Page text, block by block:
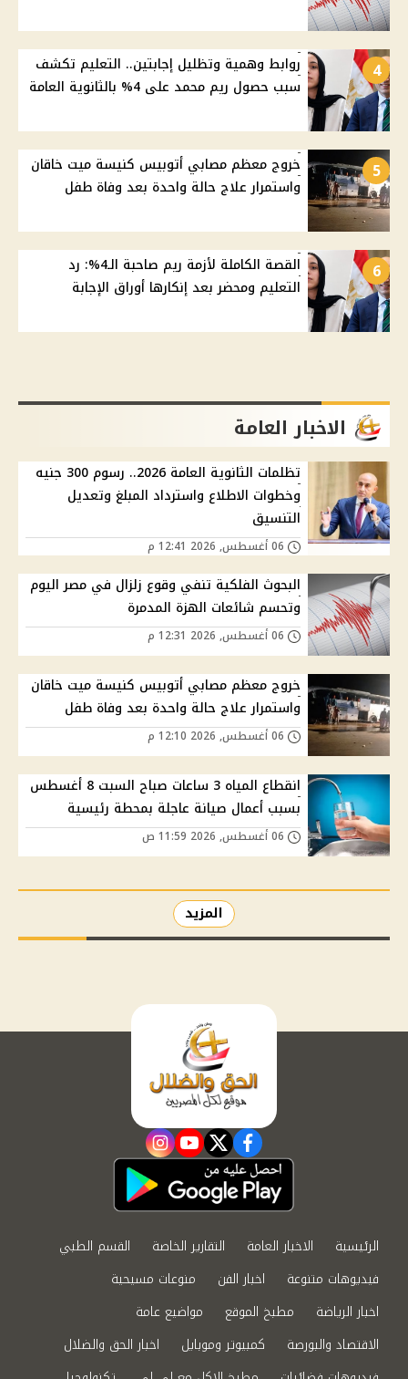
4
روابط وهمية وتظليل إجابتين.. التعليم تكشف
سبب حصول ريم محمد على 4% بالثانوية العامة
5
خروج معظم مصابي أتوبيس كنيسة ميت خاقان
واستمرار علاج حالة واحدة بعد وفاة طفل
6
القصة الكاملة لأزمة ريم صاحبة الـ4%: رد
التعليم ومحضر بعد إنكارها أوراق الإجابة
الاخبار العامة
تظلمات الثانوية العامة 2026.. رسوم 300 جنيه
وخطوات الاطلاع واسترداد المبلغ وتعديل
التنسيق
البحوث الفلكية تنفي وقوع زلزال في مصر اليوم
وتحسم شائعات الهزة المدمرة
خروج معظم مصابي أتوبيس كنيسة ميت خاقان
واستمرار علاج حالة واحدة بعد وفاة طفل
انقطاع المياه 3 ساعات صباح السبت 8 أغسطس
بسبب أعمال صيانة عاجلة بمحطة رئيسية
المزيد
facebook
twitter
youtube
instagram
الرئيسية الاخبار العامة التقارير الخاصة
القسم الطبي
فيديوهات متنوعة
اخبار الفن
منوعات مسيحية
اخبار الرياضة
مطبخ الموقع
مواضيع عامة
الاقتصاد والبورصة
كمبيوتر وموبايل
اخبار الحق والضلال